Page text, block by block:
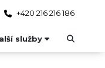
+420 216 216 186
služby